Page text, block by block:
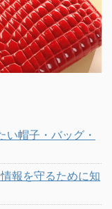
い帽子・バッグ・
報を守るために知